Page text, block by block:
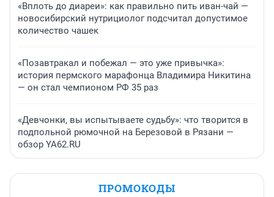
«Вплоть до диареи»: как правильно пить иван-чай —
новосибирский нутрициолог подсчитал допустимое
количество чашек
«Позавтракал и побежал — это уже привычка»:
история пермского марафонца Владимира Никитина
— он стал чемпионом РФ 35 раз
«Девчонки, вы испытываете судьбу»: что творится в
подпольной рюмочной на Березовой в Рязани —
обзор YA62.RU
ПРОМОКОДЫ